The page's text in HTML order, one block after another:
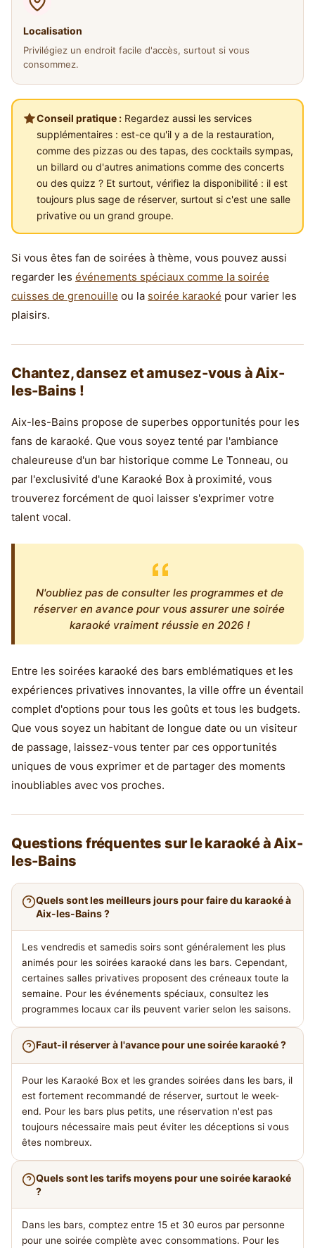
Localisation
Privilégiez un endroit facile d'accès, surtout si vous
consommez.
Conseil pratique :Regardez aussi les services
supplémentaires : est-ce qu'il y a de la restauration,
comme des pizzas ou des tapas, des cocktails sympas,
un billard ou d'autres animations comme des concerts
ou des quizz ? Et surtout, vérifiez la disponibilité : il est
toujours plus sage de réserver, surtout si c'est une salle
privative ou un grand groupe.
Si vous êtes fan de soirées à thème, vous pouvez aussi
regarder les événements spéciaux comme la soirée
cuisses de grenouille ou la soirée karaoké pour varier les
plaisirs.
Chantez, dansez et amusez-vous à Aix-
les-Bains !
Aix-les-Bains propose de superbes opportunités pour les
fans de karaoké. Que vous soyez tenté par l'ambiance
chaleureuse d'un bar historique comme Le Tonneau, ou
par l'exclusivité d'une Karaoké Box à proximité, vous
trouverez forcément de quoi laisser s'exprimer votre
talent vocal.
N'oubliez pas de consulter les programmes et de
réserver en avance pour vous assurer une soirée
karaoké vraiment réussie en 2026 !
Entre les soirées karaoké des bars emblématiques et les
expériences privatives innovantes, la ville offre un éventail
complet d'options pour tous les goûts et tous les budgets.
Que vous soyez un habitant de longue date ou un visiteur
de passage, laissez-vous tenter par ces opportunités
uniques de vous exprimer et de partager des moments
inoubliables avec vos proches.
Questions fréquentes sur le karaoké à Aix-
les-Bains
Quels sont les meilleurs jours pour faire du karaoké à
Aix-les-Bains ?
Les vendredis et samedis soirs sont généralement les plus
animés pour les soirées karaoké dans les bars. Cependant,
certaines salles privatives proposent des créneaux toute la
semaine. Pour les événements spéciaux, consultez les
programmes locaux car ils peuvent varier selon les saisons.
Faut-il réserver à l'avance pour une soirée karaoké ?
Pour les Karaoké Box et les grandes soirées dans les bars, il
est fortement recommandé de réserver, surtout le week-
end. Pour les bars plus petits, une réservation n'est pas
toujours nécessaire mais peut éviter les déceptions si vous
êtes nombreux.
Quels sont les tarifs moyens pour une soirée karaoké
?
Dans les bars, comptez entre 15 et 30 euros par personne
pour une soirée complète avec consommations. Pour les